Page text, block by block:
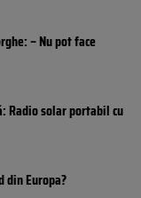
– Nu pot face
Radio solar portabil cu
din Europa?